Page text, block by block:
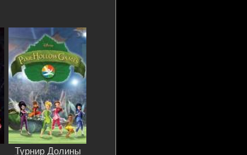
Турнир Долины